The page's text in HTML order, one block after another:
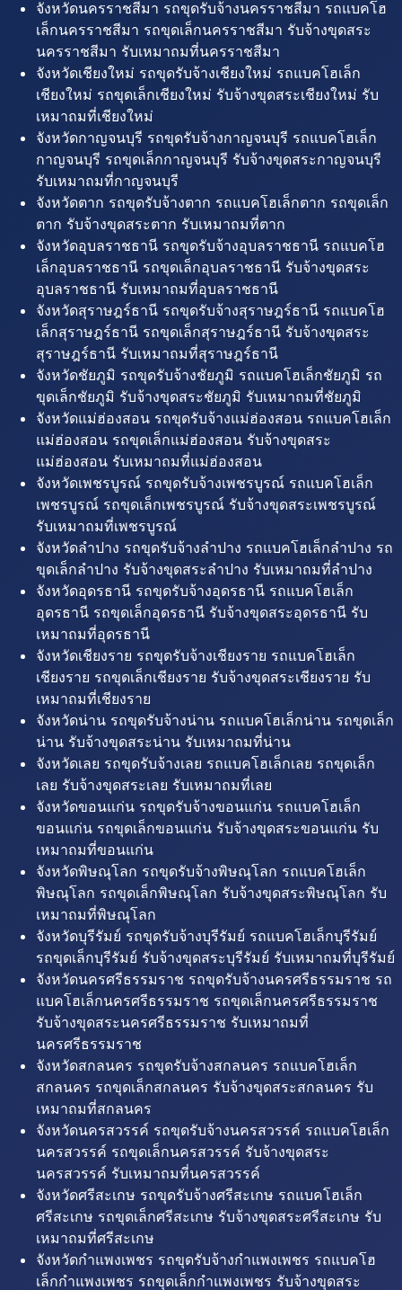
จังหวัดนครราชสีมา รถขุดรับจ้างนครราชสีมา รถแบคโฮ
เล็กนครราชสีมา รถขุดเล็กนครราชสีมา รับจ้างขุดสระ
นครราชสีมา รับเหมาถมที่นครราชสีมา
จังหวัดเชียงใหม่ รถขุดรับจ้างเชียงใหม่ รถแบคโฮเล็ก
เชียงใหม่ รถขุดเล็กเชียงใหม่ รับจ้างขุดสระเชียงใหม่ รับ
เหมาถมที่เชียงใหม่
จังหวัดกาญจนบุรี รถขุดรับจ้างกาญจนบุรี รถแบคโฮเล็ก
กาญจนบุรี รถขุดเล็กกาญจนบุรี รับจ้างขุดสระกาญจนบุรี
รับเหมาถมที่กาญจนบุรี
จังหวัดตาก รถขุดรับจ้างตาก รถแบคโฮเล็กตาก รถขุดเล็ก
ตาก รับจ้างขุดสระตาก รับเหมาถมที่ตาก
จังหวัดอุบลราชธานี รถขุดรับจ้างอุบลราชธานี รถแบคโฮ
เล็กอุบลราชธานี รถขุดเล็กอุบลราชธานี รับจ้างขุดสระ
อุบลราชธานี รับเหมาถมที่อุบลราชธานี
จังหวัดสุราษฎร์ธานี รถขุดรับจ้างสุราษฎร์ธานี รถแบคโฮ
เล็กสุราษฎร์ธานี รถขุดเล็กสุราษฎร์ธานี รับจ้างขุดสระ
สุราษฎร์ธานี รับเหมาถมที่สุราษฎร์ธานี
จังหวัดชัยภูมิ รถขุดรับจ้างชัยภูมิ รถแบคโฮเล็กชัยภูมิ รถ
ขุดเล็กชัยภูมิ รับจ้างขุดสระชัยภูมิ รับเหมาถมที่ชัยภูมิ
จังหวัดแม่ฮ่องสอน รถขุดรับจ้างแม่ฮ่องสอน รถแบคโฮเล็ก
แม่ฮ่องสอน รถขุดเล็กแม่ฮ่องสอน รับจ้างขุดสระ
แม่ฮ่องสอน รับเหมาถมที่แม่ฮ่องสอน
จังหวัดเพชรบูรณ์ รถขุดรับจ้างเพชรบูรณ์ รถแบคโฮเล็ก
เพชรบูรณ์ รถขุดเล็กเพชรบูรณ์ รับจ้างขุดสระเพชรบูรณ์
รับเหมาถมที่เพชรบูรณ์
จังหวัดลำปาง รถขุดรับจ้างลำปาง รถแบคโฮเล็กลำปาง รถ
ขุดเล็กลำปาง รับจ้างขุดสระลำปาง รับเหมาถมที่ลำปาง
จังหวัดอุดรธานี รถขุดรับจ้างอุดรธานี รถแบคโฮเล็ก
อุดรธานี รถขุดเล็กอุดรธานี รับจ้างขุดสระอุดรธานี รับ
เหมาถมที่อุดรธานี
จังหวัดเชียงราย รถขุดรับจ้างเชียงราย รถแบคโฮเล็ก
เชียงราย รถขุดเล็กเชียงราย รับจ้างขุดสระเชียงราย รับ
เหมาถมที่เชียงราย
จังหวัดน่าน รถขุดรับจ้างน่าน รถแบคโฮเล็กน่าน รถขุดเล็ก
น่าน รับจ้างขุดสระน่าน รับเหมาถมที่น่าน
จังหวัดเลย รถขุดรับจ้างเลย รถแบคโฮเล็กเลย รถขุดเล็ก
เลย รับจ้างขุดสระเลย รับเหมาถมที่เลย
จังหวัดขอนแก่น รถขุดรับจ้างขอนแก่น รถแบคโฮเล็ก
ขอนแก่น รถขุดเล็กขอนแก่น รับจ้างขุดสระขอนแก่น รับ
เหมาถมที่ขอนแก่น
จังหวัดพิษณุโลก รถขุดรับจ้างพิษณุโลก รถแบคโฮเล็ก
พิษณุโลก รถขุดเล็กพิษณุโลก รับจ้างขุดสระพิษณุโลก รับ
เหมาถมที่พิษณุโลก
จังหวัดบุรีรัมย์ รถขุดรับจ้างบุรีรัมย์ รถแบคโฮเล็กบุรีรัมย์
รถขุดเล็กบุรีรัมย์ รับจ้างขุดสระบุรีรัมย์ รับเหมาถมที่บุรีรัมย์
จังหวัดนครศรีธรรมราช รถขุดรับจ้างนครศรีธรรมราช รถ
แบคโฮเล็กนครศรีธรรมราช รถขุดเล็กนครศรีธรรมราช
รับจ้างขุดสระนครศรีธรรมราช รับเหมาถมที่
นครศรีธรรมราช
จังหวัดสกลนคร รถขุดรับจ้างสกลนคร รถแบคโฮเล็ก
สกลนคร รถขุดเล็กสกลนคร รับจ้างขุดสระสกลนคร รับ
เหมาถมที่สกลนคร
จังหวัดนครสวรรค์ รถขุดรับจ้างนครสวรรค์ รถแบคโฮเล็ก
นครสวรรค์ รถขุดเล็กนครสวรรค์ รับจ้างขุดสระ
นครสวรรค์ รับเหมาถมที่นครสวรรค์
จังหวัดศรีสะเกษ รถขุดรับจ้างศรีสะเกษ รถแบคโฮเล็ก
ศรีสะเกษ รถขุดเล็กศรีสะเกษ รับจ้างขุดสระศรีสะเกษ รับ
เหมาถมที่ศรีสะเกษ
จังหวัดกำแพงเพชร รถขุดรับจ้างกำแพงเพชร รถแบคโฮ
เล็กกำแพงเพชร รถขุดเล็กกำแพงเพชร รับจ้างขุดสระ